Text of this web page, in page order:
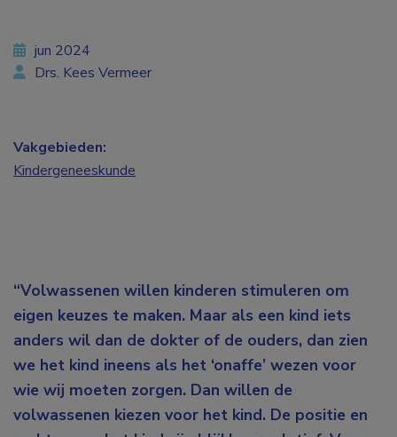
“Volwassenen willen kinderen stimuleren om
eigen keuzes te maken. Maar als een kind iets
anders wil dan de dokter of de ouders, dan zien
we het kind ineens als het ‘onaffe’ wezen voor
wie wij moeten zorgen. Dan willen de
volwassenen kiezen voor het kind. De positie en
jun 2024
Drs. Kees Vermeer
Vakgebieden:
Kindergeneeskunde